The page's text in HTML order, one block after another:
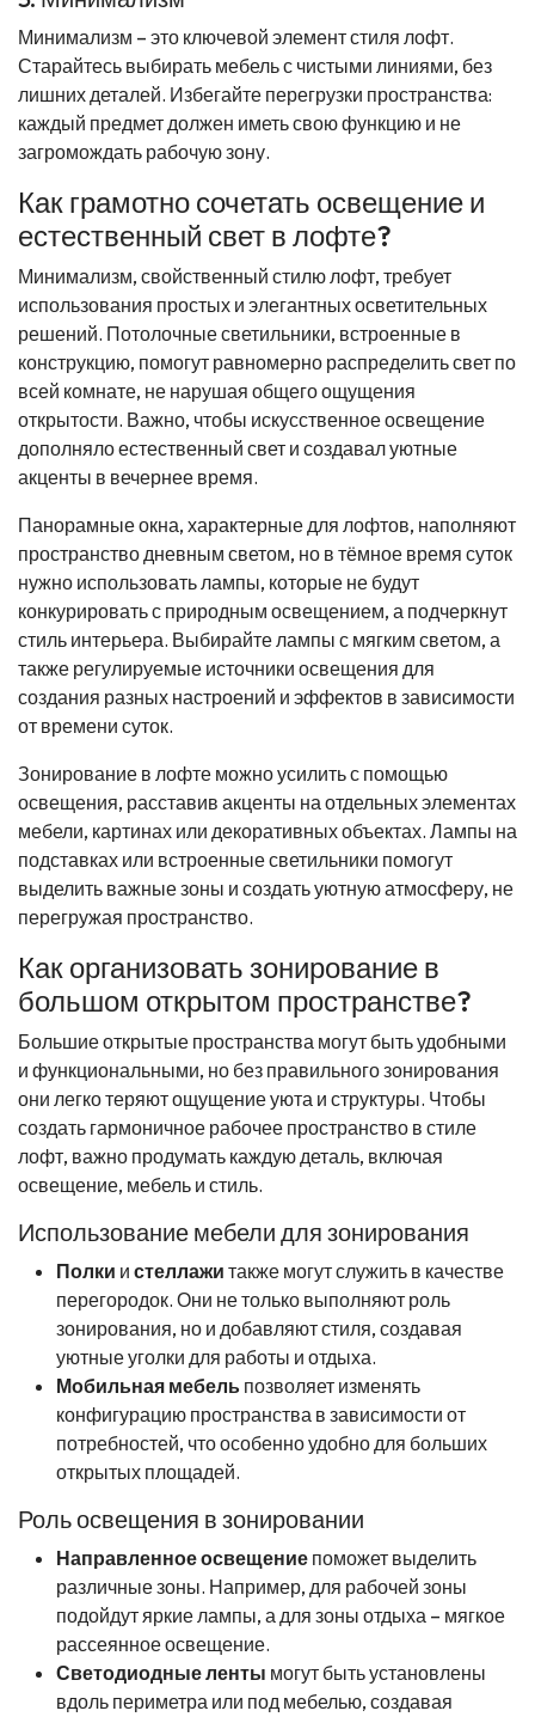
Минимализм – это ключевой элемент стиля лофт.
Старайтесь выбирать мебель с чистыми линиями, без
лишних деталей. Избегайте перегрузки пространства:
каждый предмет должен иметь свою функцию и не
загромождать рабочую зону.
Как грамотно сочетать освещение и
естественный свет в лофте?
Минимализм, свойственный стилю лофт, требует
использования простых и элегантных осветительных
решений. Потолочные светильники, встроенные в
конструкцию, помогут равномерно распределить свет по
всей комнате, не нарушая общего ощущения
открытости. Важно, чтобы искусственное освещение
дополняло естественный свет и создавал уютные
акценты в вечернее время.
Панорамные окна, характерные для лофтов, наполняют
пространство дневным светом, но в тёмное время суток
нужно использовать лампы, которые не будут
конкурировать с природным освещением, а подчеркнут
стиль интерьера. Выбирайте лампы с мягким светом, а
также регулируемые источники освещения для
создания разных настроений и эффектов в зависимости
от времени суток.
Зонирование в лофте можно усилить с помощью
освещения, расставив акценты на отдельных элементах
мебели, картинах или декоративных объектах. Лампы на
подставках или встроенные светильники помогут
выделить важные зоны и создать уютную атмосферу, не
перегружая пространство.
Как организовать зонирование в
большом открытом пространстве?
Большие открытые пространства могут быть удобными
и функциональными, но без правильного зонирования
они легко теряют ощущение уюта и структуры. Чтобы
создать гармоничное рабочее пространство в стиле
лофт, важно продумать каждую деталь, включая
освещение, мебель и стиль.
Использование мебели для зонирования
Полки и стеллажи также могут служить в качестве
перегородок. Они не только выполняют роль
зонирования, но и добавляют стиля, создавая
уютные уголки для работы и отдыха.
Мобильная мебель позволяет изменять
конфигурацию пространства в зависимости от
потребностей, что особенно удобно для больших
открытых площадей.
Роль освещения в зонировании
Направленное освещение поможет выделить
различные зоны. Например, для рабочей зоны
подойдут яркие лампы, а для зоны отдыха – мягкое
рассеянное освещение.
Светодиодные ленты могут быть установлены
вдоль периметра или под мебелью, создавая